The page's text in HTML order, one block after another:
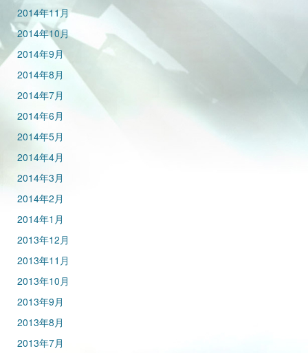
2014年11月
2014年10月
2014年9月
2014年8月
2014年7月
2014年6月
2014年5月
2014年4月
2014年3月
2014年2月
2014年1月
2013年12月
2013年11月
2013年10月
2013年9月
2013年8月
2013年7月